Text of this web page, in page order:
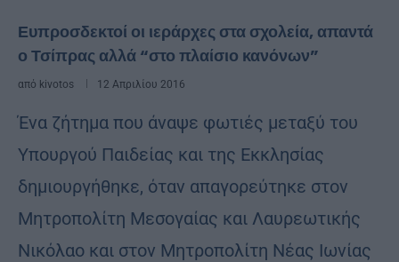
Ευπροσδεκτοί οι ιεράρχες στα σχολεία, απαντά
ο Τσίπρας αλλά “στο πλαίσιο κανόνων”
από kivotos 12 Απριλίου 2016
Ένα ζήτημα που άναψε φωτιές μεταξύ του
Υπουργού Παιδείας και της Εκκλησίας
δημιουργήθηκε, όταν απαγορεύτηκε στον
Μητροπολίτη Μεσογαίας και Λαυρεωτικής
Νικόλαο και στον Μητροπολίτη Νέας Ιωνίας